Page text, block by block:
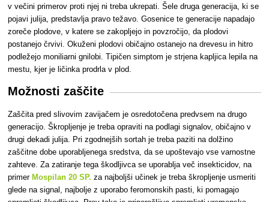
v večini primerov proti njej ni treba ukrepati. Šele druga generacija, ki se
pojavi julija, predstavlja pravo težavo. Gosenice te generacije napadajo
zoreče plodove, v katere se zakopljejo in povzročijo, da plodovi
postanejo črvivi. Okuženi plodovi običajno ostanejo na drevesu in hitro
podležejo moniliarni gnilobi. Tipičen simptom je strjena kapljica lepila na
mestu, kjer je ličinka prodrla v plod.
Možnosti zaščite
Zaščita pred slivovim zavijačem je osredotočena predvsem na drugo
generacijo. Škropljenje je treba opraviti na podlagi signalov, običajno v
drugi dekadi julija. Pri zgodnejših sortah je treba paziti na dolžino
zaščitne dobe uporabljenega sredstva, da se upoštevajo vse varnostne
zahteve. Za zatiranje tega škodljivca se uporablja več insekticidov, na
primer Mospilan 20 SP. za najboljši učinek je treba škropljenje usmeriti
glede na signal, najbolje z uporabo feromonskih pasti, ki pomagajo